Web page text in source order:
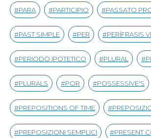
PARA PARTICIPIO PASSATO
PAST SIMPLE PER PERÍFRASIS
PERIODO IPOTETICO PLURAL
PLURALS POR POSSESSIVE'S
PREPOSITIONS OF TIME
PREPOSIZIONI SEMPLICI PRESENT